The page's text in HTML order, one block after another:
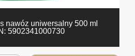
nawóz uniwersalny 500 ml
5902341000730